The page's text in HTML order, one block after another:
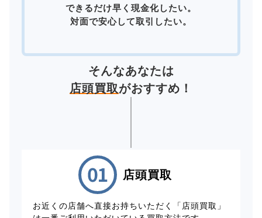
できるだけ早く現金化したい。
対面で安心して取引したい。
そんなあなたは
店頭買取がおすすめ！
店頭買取
お近くの店舗へ直接お持ちいただく「店頭買取」